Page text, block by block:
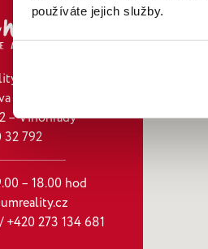
používáte jejich služby.
spol. s r.o.
201/17
– Vinohrady
32‍ 792
– 18.00 hod
+420 273 134 681